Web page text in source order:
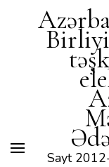
Birliyi
Sayt